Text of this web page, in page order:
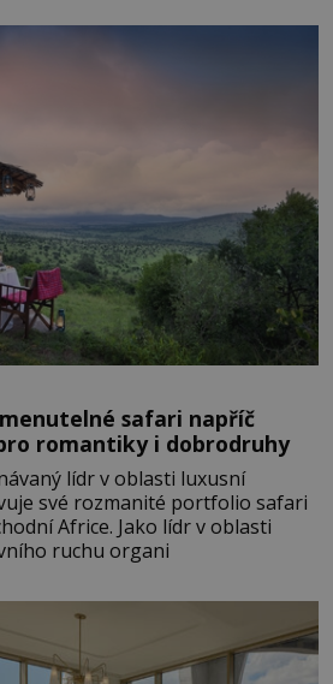
safari napříč
romantiky i dobrodruhy
lídr v oblasti luxusní
své rozmanité portfolio safari
Africe. Jako lídr v oblasti
ruchu organi